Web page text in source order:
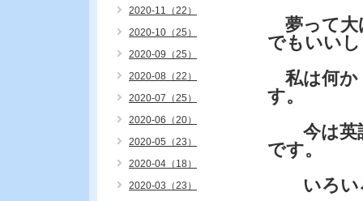
夢って大
でもいいし
私は何か
す。
今は英語
です。
いろい
2020-11（22）
2020-10（25）
2020-09（25）
2020-08（22）
2020-07（25）
2020-06（20）
2020-05（23）
2020-04（18）
2020-03（23）